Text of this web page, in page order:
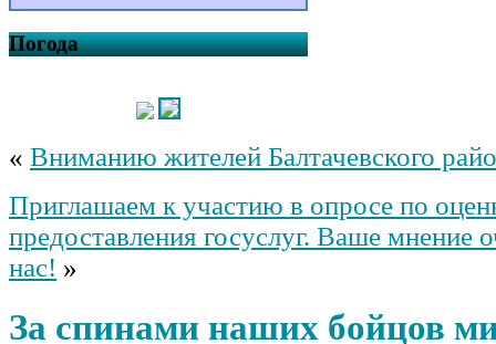
Погода
« Вниманию жителей Балтачевского
Приглашаем к участию в опросе по
предоставления госуслуг. Ваше мнение
нас! »
За спинами наших бойцов